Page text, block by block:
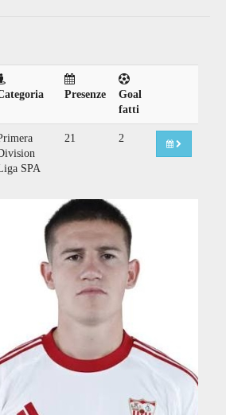
Presenze
Goal
fatti
SPA
21 2